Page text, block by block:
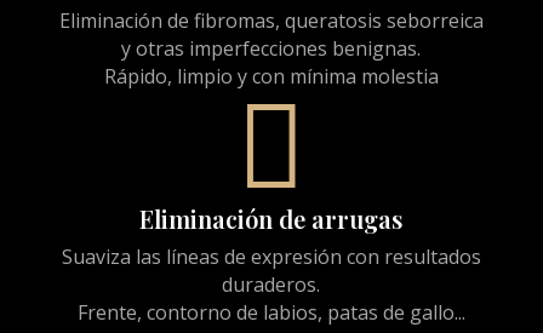
Eliminación de fibromas, queratosis seborreica
y otras imperfecciones benignas.
Rápido, limpio y con mínima molestia

Eliminación de arrugas
Suaviza las líneas de expresión con resultados
duraderos.
Frente, contorno de labios, patas de gallo...